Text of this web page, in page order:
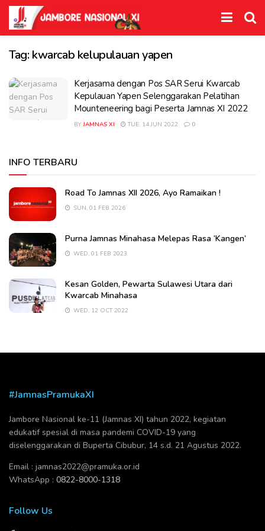
Tag: kwarcab kelupulauan yapen
Kerjasama dengan Pos SAR Serui Kwarcab
Kepulauan Yapen Selenggarakan Pelatihan
Mounteneering bagi Peserta Jamnas XI 2022
BY JAMNAS XI TUE, 14 JUN 2022 0
INFO TERBARU
Road To Jamnas XII 2026, Ayo Ramaikan !
SUN, 01 FEB 2026
Purna Jamnas Minahasa Melepas Rasa ‘Kangen’
WED, 01 FEB 2023
Kesan Golden, Pewarta Sulawesi Utara dari
Kwarcab Minahasa
WED, 12 OCT 2022
#JamnasPramukaXI
Jambore Nasional ke-11 (Jamnas XI) tahun 2022, kegiatan
edukatif spesial di masa pandemi COVID-19 yang
diselenggarakan di Buperta Cibubur, 14 s.d. 21 Agustus 2022.
Email : jamnas2022@pramuka.or.id
WhatsApp : 0822-8000-1318
Follow Us